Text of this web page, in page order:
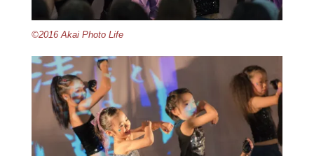
©2016 Akai Photo Life